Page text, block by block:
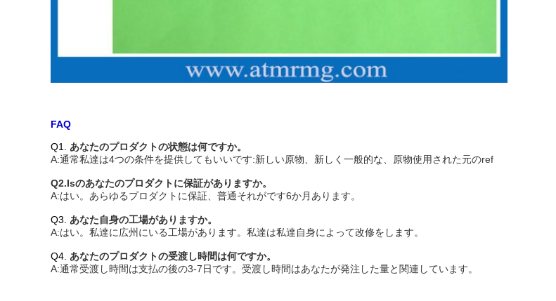
FAQ
Q1. あなたのプロダクトの状態は何ですか。
A:通常私達は4つの条件を提供してもいいです:新しい原物、新しく一般的な、原物使用された元のref
Q2.Isのあなたのプロダクトに保証がありますか。
A:はい。あらゆるプロダクトに保証、普通それがです6か月あります。
Q3. あなた自身の工場がありますか。
A:はい。私達に広州にいる工場があります。私達は私達自身によって改修をします。
Q4. あなたのプロダクトの受渡し時間は何ですか。
A:通常受渡し時間は支払の後の3-7日です。受渡し時間はあなたが発注した量と関連しています。